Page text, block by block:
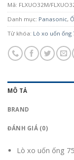
Mã: FLXUO32M/
Danh mục: Panasonic,
Từ khóa: Lò xo uốn ống
MÔ TẢ
BRAND
ĐÁNH GIÁ (0)
Lò xo uốn ống